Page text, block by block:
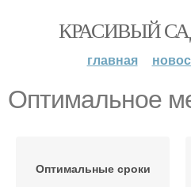
КРАСИВЫЙ
главная
Оптимальное
Оптимальные сроки